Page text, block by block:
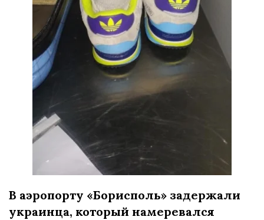
В аэропорту «Борисполь» задержали
украинца, который намеревался